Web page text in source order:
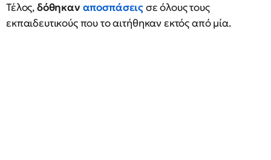
Τέλος,δόθηκαν αποσπάσειςσε όλους τους
εκπαιδευτικούς που το αιτήθηκαν εκτός από μία.